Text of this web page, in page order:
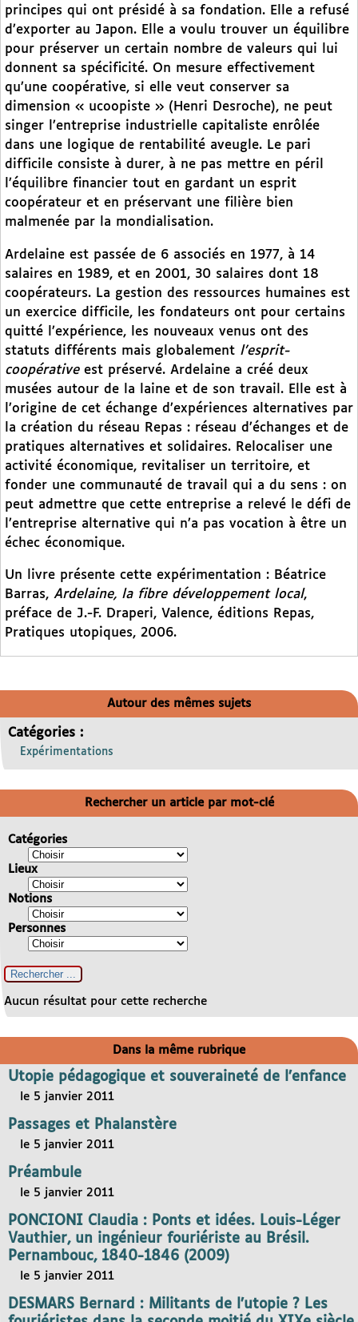
principes qui ont présidé à sa fondation. Elle a refusé
d’exporter au Japon. Elle a voulu trouver un équilibre
pour préserver un certain nombre de valeurs qui lui
donnent sa spécificité. On mesure effectivement
qu’une coopérative, si elle veut conserver sa
dimension « ucoopiste » (Henri Desroche), ne peut
singer l’entreprise industrielle capitaliste enrôlée
dans une logique de rentabilité aveugle. Le pari
difficile consiste à durer, à ne pas mettre en péril
l’équilibre financier tout en gardant un esprit
coopérateur et en préservant une filière bien
malmenée par la mondialisation.
Ardelaine est passée de 6 associés en 1977, à 14
salaires en 1989, et en 2001, 30 salaires dont 18
coopérateurs. La gestion des ressources humaines est
un exercice difficile, les fondateurs ont pour certains
quitté l’expérience, les nouveaux venus ont des
statuts différents mais globalement l’esprit-
coopérativeest préservé. Ardelaine a créé deux
musées autour de la laine et de son travail. Elle est à
l’origine de cet échange d’expériences alternatives par
la création du réseau Repas : réseau d’échanges et de
pratiques alternatives et solidaires. Relocaliser une
activité économique, revitaliser un territoire, et
fonder une communauté de travail qui a du sens : on
peut admettre que cette entreprise a relevé le défi de
l’entreprise alternative qui n’a pas vocation à être un
échec économique.
Un livre présente cette expérimentation : Béatrice
Barras, Ardelaine, la fibre développement local,
préface de J.-F. Draperi, Valence, éditions Repas,
Pratiques utopiques, 2006.
Autour des mêmes sujets
Catégories :
Expérimentations
Rechercher un article par mot-clé
Catégories
Lieux
Notions
Personnes
Aucun résultat pour cette recherche
Dans la même rubrique
Utopie pédagogique et souveraineté de l’enfance
le 5 janvier 2011
Passages et Phalanstère
le 5 janvier 2011
Préambule
le 5 janvier 2011
PONCIONI Claudia : Ponts et idées. Louis-Léger
Vauthier, un ingénieur fouriériste au Brésil.
Pernambouc, 1840-1846 (2009)
le 5 janvier 2011
DESMARS Bernard : Militants de l’utopie ? Les